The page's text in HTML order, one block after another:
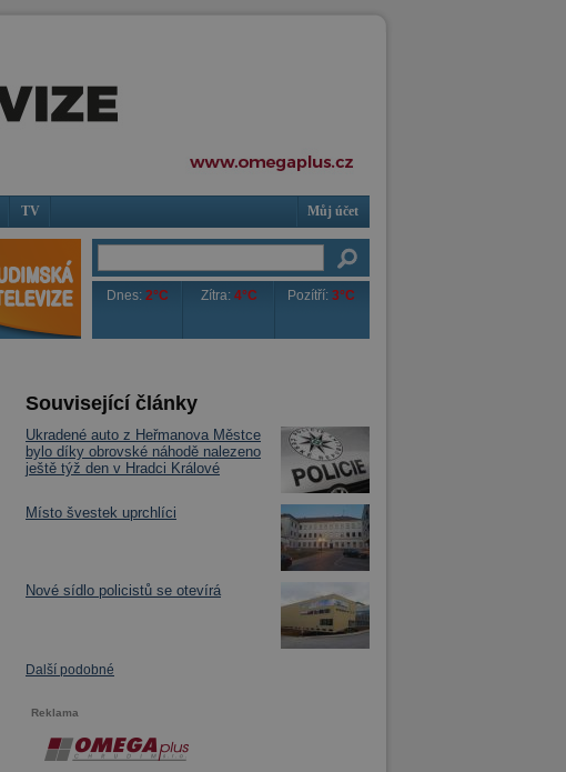
TV Můj účet
Dnes:2°C Zítra:4°C Pozítří: 3°C
Související články
Ukradené auto z Heřmanova Městce
bylo díky obrovské náhodě nalezeno
ještě týž den v Hradci Králové
Místo švestek uprchlíci
Nové sídlo policistů se otevírá
Další podobné
Reklama